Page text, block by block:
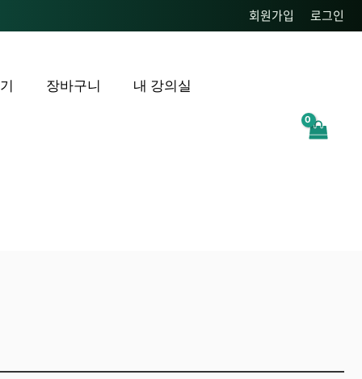
회원가입 로그인
장바구니 내 강의실